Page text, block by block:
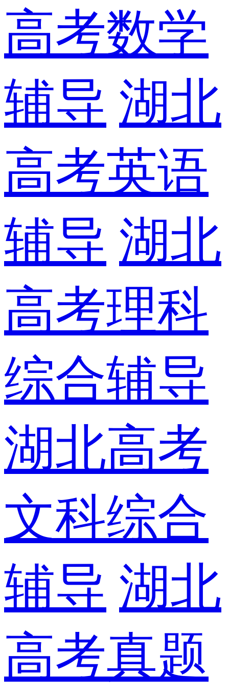
高考数学
辅导 湖北
高考英语
辅导 湖北
高考理科
综合辅导
湖北高考
文科综合
辅导 湖北
高考真题